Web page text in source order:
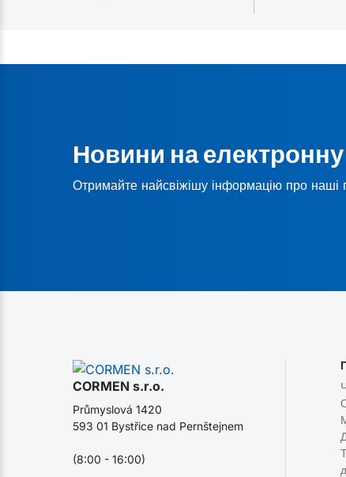
Новини на
Отримайте найсвіжішу інформацію про наші
CORMEN s.r.o.
Průmyslová 1420
593 01 Bystřice nad Pernštejnem
(8:00 - 16:00)